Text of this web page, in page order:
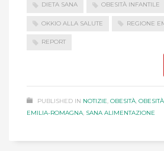
DIETA SANA OBESITÀ INFANTILE
OKKIO ALLA SALUTE REGIONE
REPORT
PUBLISHED IN NOTIZIE OBESITÀ
EMILIA-ROMAGNA SANA ALIMENTAZIONE